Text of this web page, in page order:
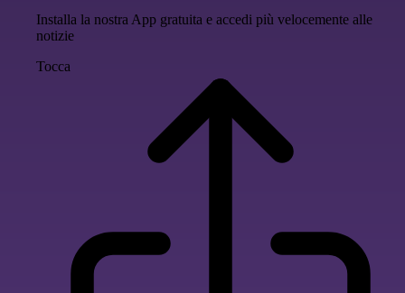
Installa la nostra App gratuita e accedi più velocemente alle
notizie
Tocca